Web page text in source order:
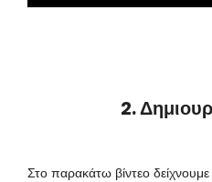
2.
Στο παρακάτω βίντεο δείχνουμε